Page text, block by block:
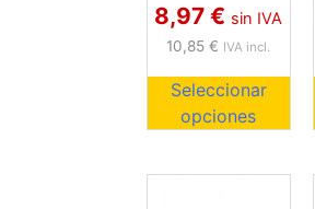
8,97€ sin IVA
10,85€ IVA incl.
Seleccionar
opciones